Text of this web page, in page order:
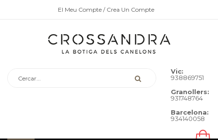
El Meu Compte / Crea Un Compte
Vic:
938869751
Granollers:
931748764
Barcelona:
934140058